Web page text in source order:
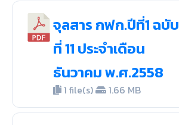
จุลสาร กฟก.ปีที่1 ฉบับ
ที่ 11 ประจำเดือน
ธันวาคม พ.ศ.2558
1 file(s) 1.66 MB